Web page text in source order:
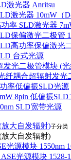
激光器 Anritsu
激光器 10mW（
功率 SLD激光器
保偏激光二极管
高功率保偏激光
台式光源
发光二极管模块 (
纤耦合超辐射发光
率低偏振SLD光源
8pin 低偏振
SLD宽带光源
放大自发辐射)子分类
放大自发辐射)
光源模块 1550nm
ASE光源模块 1528-